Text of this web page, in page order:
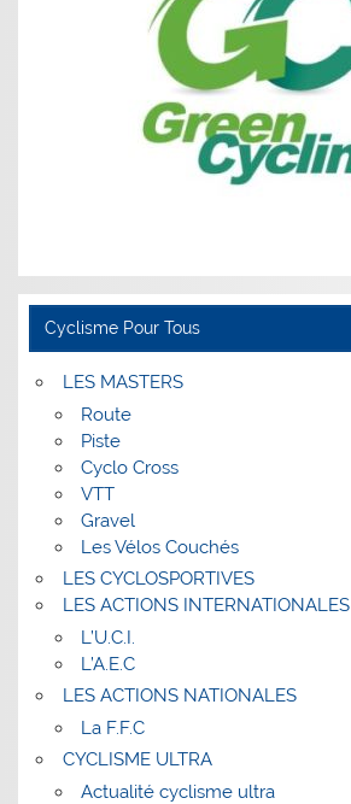
Cyclisme Pour Tous
LES MASTERS
Route
Piste
Cyclo Cross
VTT
Gravel
Les Vélos Couchés
LES CYCLOSPORTIVES
LES ACTIONS INTERNATIONALES
L’U.C.I.
L’A.E.C
LES ACTIONS NATIONALES
La F.F.C
CYCLISME ULTRA
Actualité cyclisme ultra